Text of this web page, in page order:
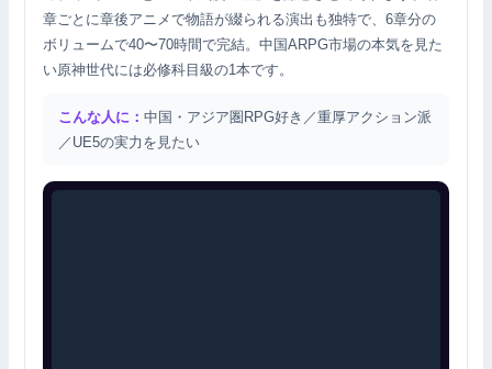
章ごとに章後アニメで物語が綴られる演出も独特で、6章分の
ボリュームで40〜70時間で完結。中国ARPG市場の本気を見た
い原神世代には必修科目級の1本です。
こんな人に：中国・アジア圏RPG好き／重厚アクション派
／UE5の実力を見たい